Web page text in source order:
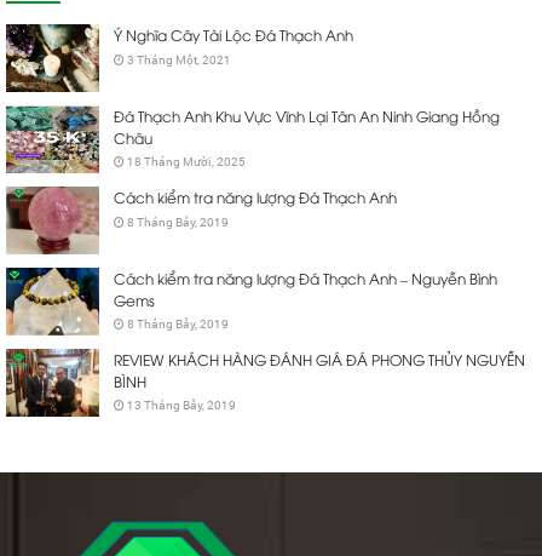
Ý Nghĩa Cây Tài Lộc Đá Thạch Anh
3 Tháng Một, 2021
Đá Thạch Anh Khu Vực Vĩnh Lại Tân An Ninh Giang Hồng
Châu
18 Tháng Mười, 2025
Cách kiểm tra năng lượng Đá Thạch Anh
8 Tháng Bảy, 2019
Cách kiểm tra năng lượng Đá Thạch Anh – Nguyễn Bình
Gems
8 Tháng Bảy, 2019
REVIEW KHÁCH HÀNG ĐÁNH GIÁ ĐÁ PHONG THỦY NGUYỄN
BÌNH
13 Tháng Bảy, 2019